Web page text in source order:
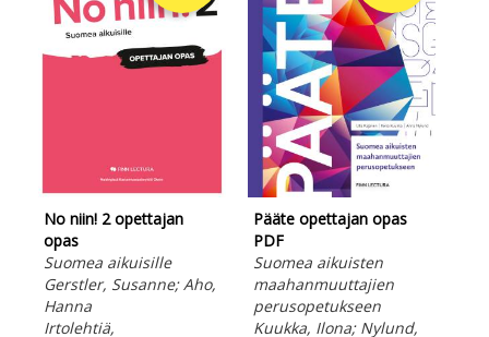
No niin! 2 opettajan
opas
Suomea aikuisille
Gerstler, Susanne; Aho,
Hanna
Irtolehtiä,
Pääte opettajan opas
PDF
Suomea aikuisten
maahanmuuttajien
perusopetukseen
Kuukka, Ilona; Nylund,